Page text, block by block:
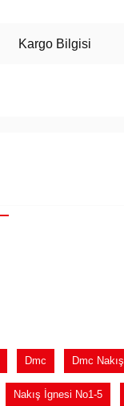
Kargo Bilgisi
Dmc Dmc Nakış
Nakış İgnesi No1-5